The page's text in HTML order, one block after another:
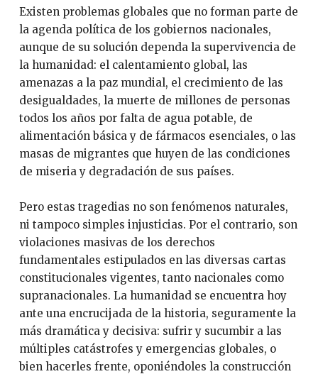
Existen problemas globales que no forman parte de
la agenda política de los gobiernos nacionales,
aunque de su solución dependa la supervivencia de
la humanidad: el calentamiento global, las
amenazas a la paz mundial, el crecimiento de las
desigualdades, la muerte de millones de personas
todos los años por falta de agua potable, de
alimentación básica y de fármacos esenciales, o las
masas de migrantes que huyen de las condiciones
de miseria y degradación de sus países.
Pero estas tragedias no son fenómenos naturales,
ni tampoco simples injusticias. Por el contrario, son
violaciones masivas de los derechos
fundamentales estipulados en las diversas cartas
constitucionales vigentes, tanto nacionales como
supranacionales. La humanidad se encuentra hoy
ante una encrucijada de la historia, seguramente la
más dramática y decisiva: sufrir y sucumbir a las
múltiples catástrofes y emergencias globales, o
bien hacerles frente, oponiéndoles la construcción